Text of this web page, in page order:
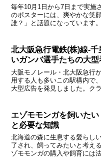
毎年10月1日から7日まで実施
のポスターには、爽やかな笑
誰？」と話題になっています
北大阪急行電鉄(株)線‐
いガンバ選手たちの大型
大阪モノレール・北大阪急行
用する人も多いこの駅構内で
大型広告を発見しました。ク
エゾモモンガを飼いた
と必要な知識
北海道の森に生息する愛らし
了され、飼ってみたいと考え
ゾモモンガの購入や飼育には